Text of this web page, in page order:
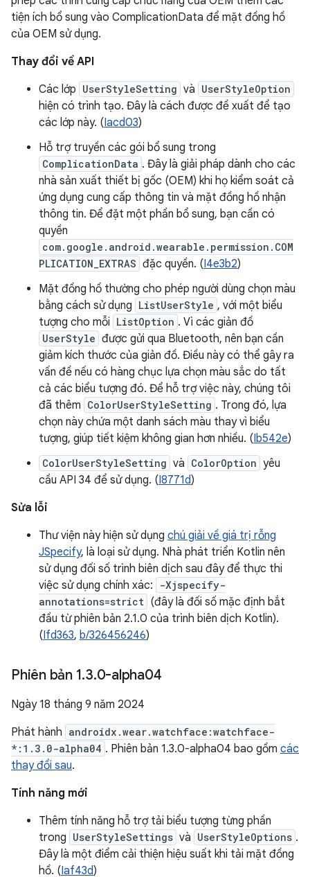
tiện ích bổ sung vào ComplicationData để mặt đồng hồ
của OEM sử dụng.
Thay đổi về API
Các lớp UserStyleSetting và UserStyleOption
hiện có trình tạo. Đây là cách được đề xuất để tạo
các lớp này. (Iacd03)
Hỗ trợ truyền các gói bổ sung trong
ComplicationData . Đây là giải pháp dành cho các
nhà sản xuất thiết bị gốc (OEM) khi họ kiểm soát cả
ứng dụng cung cấp thông tin và mặt đồng hồ nhận
thông tin. Để đặt một phần bổ sung, bạn cần có
quyền
com.google.android.wearable.permission.COM
PLICATION_EXTRAS đặc quyền. (I4e3b2)
Mặt đồng hồ thường cho phép người dùng chọn màu
bằng cách sử dụng ListUserStyle , với một biểu
tượng cho mỗi ListOption . Vì các giản đồ
UserStyle được gửi qua Bluetooth, nên bạn cần
giảm kích thước của giản đồ. Điều này có thể gây ra
vấn đề nếu có hàng chục lựa chọn màu sắc do tất
cả các biểu tượng đó. Để hỗ trợ việc này, chúng tôi
đã thêm ColorUserStyleSetting . Trong đó, lựa
chọn này chứa một danh sách màu thay vì biểu
tượng, giúp tiết kiệm không gian hơn nhiều. (Ib542e)
ColorUserStyleSetting và ColorOption yêu
cầu API 34 để sử dụng. (I8771d)
Sửa lỗi
Thư viện này hiện sử dụng chú giải về giá trị rỗng
JSpecify, là loại sử dụng. Nhà phát triển Kotlin nên
sử dụng đối số trình biên dịch sau đây để thực thi
việc sử dụng chính xác:
-Xjspecify-
annotations=strict (đây là đối số mặc định bắt
đầu từ phiên bản 2.1.0 của trình biên dịch Kotlin).
(Ifd363, b/326456246)
Phiên bản 1.3.0-alpha04
Ngày 18 tháng 9 năm 2024
Phát hành androidx.wear.watchface:watchface-
*:1.3.0-alpha04 . Phiên bản 1.3.0-alpha04 bao gồm các
thay đổi sau.
Tính năng mới
Thêm tính năng hỗ trợ tải biểu tượng từng phần
trong UserStyleSettings và UserStyleOptions .
Đây là một điểm cải thiện hiệu suất khi tải mặt đồng
hồ. (Iaf43d)